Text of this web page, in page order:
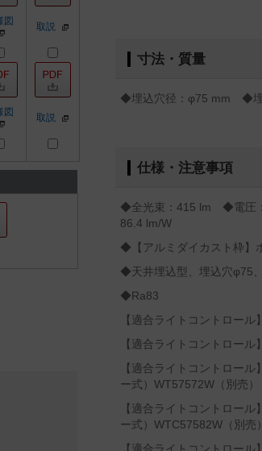
図
図
取説
取説
寸法・質量
◆埋込穴径：φ75 mm ◆埋
仕様・注意事項
◆全光束：415 lm ◆電圧
86.4 lm/W
◆【アルミダイカスト枠】
◆天井埋込型、埋込穴φ75
◆Ra83
【適合ライトコントロール
【適合ライトコントロール
【適合ライトコントロー
ー式）WT57572W（別売）
【適合ライトコントロー
ー式）WTC57582W（別売）